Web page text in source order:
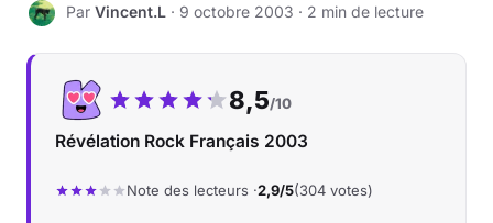
V Par Vincent.L · 9 octobre 2003 · 2 min de lecture
Notre note :
8,5/10
Révélation Rock Français 2003
Note des lecteurs ·2,9/5(304 votes)